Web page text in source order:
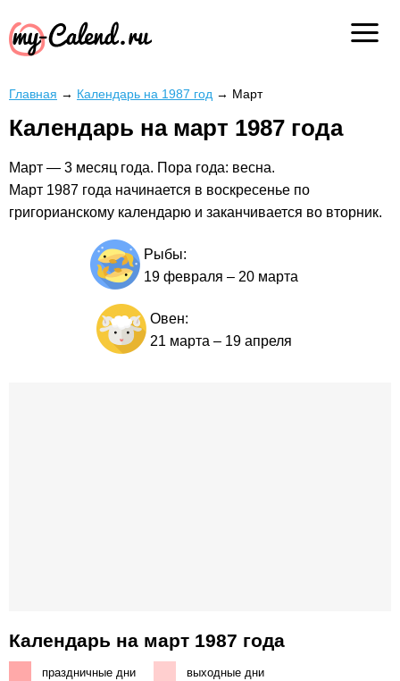
Главная → Календарь на 1987 год → Март
Календарь на март 1987 года
Март — 3 месяц года. Пора года: весна.
Март 1987 года начинается в воскресенье по
григорианскому календарю и заканчивается во вторник.
Рыбы:
19 февраля – 20 марта
Овен:
21 марта – 19 апреля
Календарь на март 1987 года
праздничные дни выходные дни